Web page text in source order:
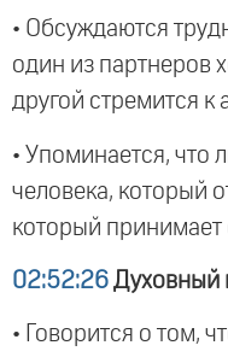
• Обсуждаются
один из партнеров
другой стремится к
• Упоминается, что
человека, который
который принимает
02:52:26 Духовный
• Говорится о том,